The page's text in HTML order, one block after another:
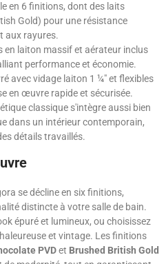
en 6 finitions, dont des laits
Gold) pour une résistance
aux rayures.
en laiton massif et aérateur inclus
performance et économie.
avec vidage laiton 1 ¼" et flexibles
en œuvre rapide et sécurisée.
classique s'intègre aussi bien
dans un intérieur contemporain,
détails travaillés.
se décline en six finitions,
distincte à votre salle de bain.
épuré et lumineux, ou choisissez
et vintage. Les finitions
PVDet Brushed British Gold